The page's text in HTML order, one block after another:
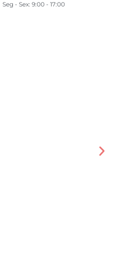
Seg - Sex: 9:00 - 17:00